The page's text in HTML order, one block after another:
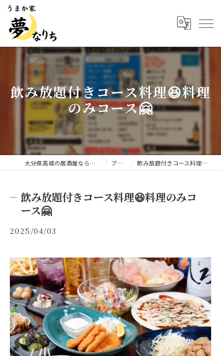
飲み放題付きコース料理😆料理
のみコース🤗
大分県高城の居酒屋ならうまか家 夢なりち ブログ 飲み放題付きコース料理😆料理のみコース🤗
飲み放題付きコース料理😆料理のみコ
ース🤗
2025/04/03